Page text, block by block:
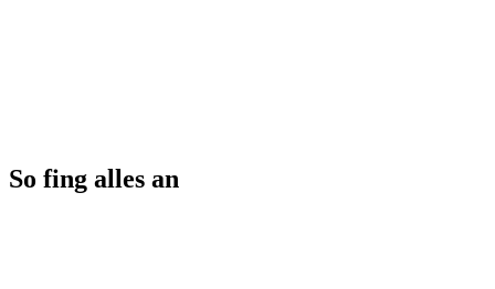
So fing alles an